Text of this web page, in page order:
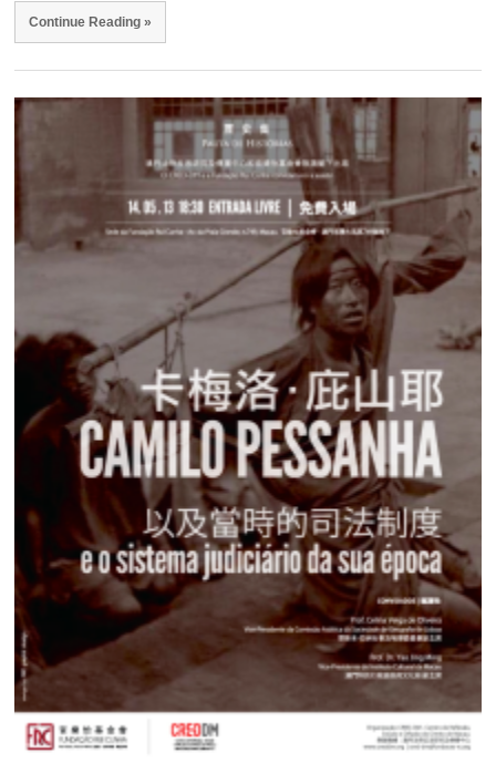
Continue Reading »